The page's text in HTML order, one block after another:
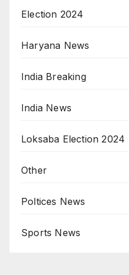
Election 2024
Haryana News
India Breaking
India News
Loksaba Election 2024
Other
Poltices News
Sports News